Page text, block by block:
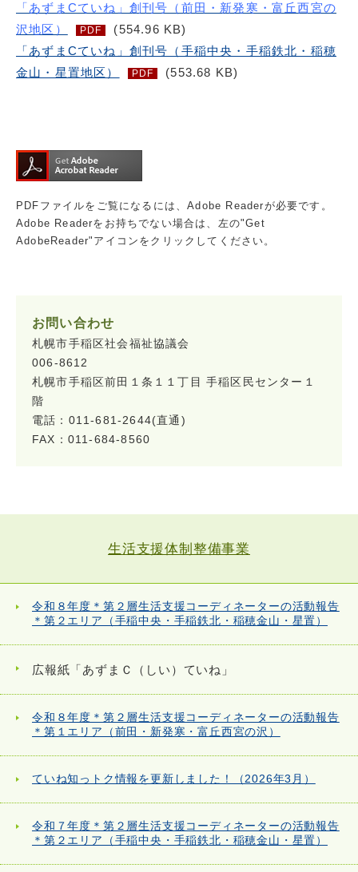
「あずまCていね」創刊号（前田・新発寒・富丘西宮の
沢地区）
PDF
(554.96 KB)
「あずまCていね」創刊号（手稲中央・手稲鉄北・稲穂
金山・星置地区）
PDF (553.68 KB)
PDFファイルをご覧になるには、Adobe Readerが必要です。
Adobe Readerをお持ちでない場合は、左の"Get
AdobeReader"アイコンをクリックしてください。
お問い合わせ
札幌市手稲区社会福祉協議会
006-8612
札幌市手稲区前田１条１１丁目 手稲区民センター１
階
電話：011-681-2644(直通)
FAX：011-684-8560
生活支援体制整備事業
令和８年度＊第２層生活支援コーディネーターの活動報告
＊第２エリア（手稲中央・手稲鉄北・稲穂金山・星置）
広報紙「あずまＣ（しい）ていね」
令和８年度＊第２層生活支援コーディネーターの活動報告
＊第１エリア（前田・新発寒・富丘西宮の沢）
ていね知っトク情報を更新しました！（2026年3月）
令和７年度＊第２層生活支援コーディネーターの活動報告
＊第２エリア（手稲中央・手稲鉄北・稲穂金山・星置）